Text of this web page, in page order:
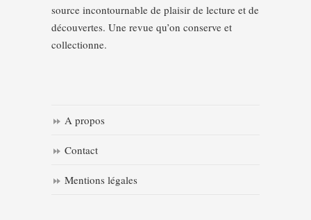
source incontournable de plaisir de lecture et de
découvertes. Une revue qu’on conserve et
collectionne.
A propos
Contact
Mentions légales